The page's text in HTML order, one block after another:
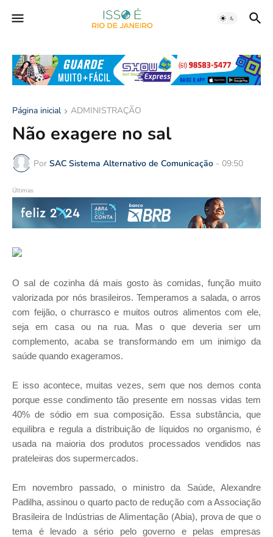
Página inicial ADMINISTRAÇÃO
Não exagere no sal
Por SAC Sistema Alternativo de Comunicação - 09:50
Últimas
O sal de cozinha dá mais gosto às comidas, função muito
valorizada por nós brasileiros. Temperamos a salada, o arros
com feijão, o churrasco e muitos outros alimentos com ele,
seja em casa ou na rua. Mas o que deveria ser um
complemento, acaba se transformando em um inimigo da
saúde quando exageramos.
E isso acontece, muitas vezes, sem que nos demos conta
porque esse condimento tão presente em nossas vidas tem
40% de sódio em sua composição. Essa substância, que
equilibra e regula a distribuição de líquidos no organismo, é
usada na maioria dos produtos processados vendidos nas
prateleiras dos supermercados.
Em novembro passado, o ministro da Saúde, Alexandre
Padilha, assinou o quarto pacto de redução com a Associação
Brasileira de Indústrias de Alimentação (Abia), prova de que o
tema é levado a sério pelo governo e pelas empresas